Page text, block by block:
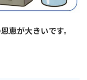
恵が大きいです。